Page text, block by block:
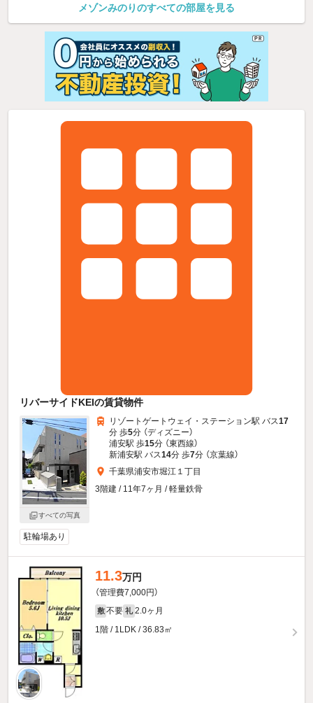
メゾンみのりのすべての部屋を見る
リバーサイドKEIの賃貸物件
すべての写真
リゾートゲートウェイ・ステーション駅 バス17
分 歩5分 （ディズニー）
浦安駅 歩15分 （東西線）
新浦安駅 バス14分 歩7分 （京葉線）
千葉県浦安市堀江１丁目
3階建 / 11年7ヶ月 / 軽量鉄骨
駐輪場あり
11.3万円
（管理費7,000円）
敷 不要 礼 2.0ヶ月
1階 / 1LDK / 36.83㎡